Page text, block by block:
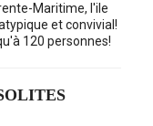
Maritime, l'ile
et convivial!
120 personnes!